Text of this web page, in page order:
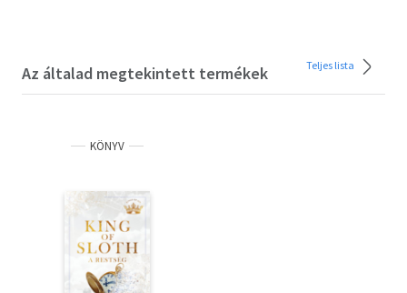
Az általad megtekintett termékek Teljes lista
KÖNYV